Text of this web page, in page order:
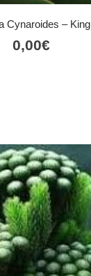
Cynaroides – King
0,00€